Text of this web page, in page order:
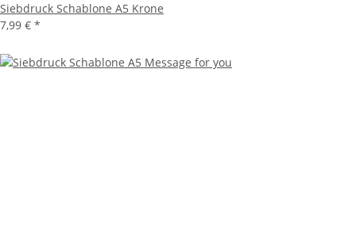
Siebdruck Schablone A5 Krone
7,99 € *